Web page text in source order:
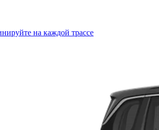
на каждой трассе